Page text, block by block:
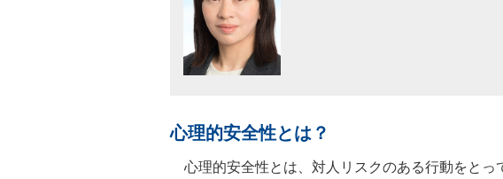
心理的安全性とは？
心理的安全性とは、対人リスクのある行動をと